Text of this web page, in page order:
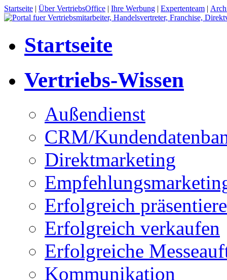
Startseite | Über VertriebsOffice | Ihre Werbung | Expertenteam |
Startseite
Vertriebs-Wissen
Außendienst
CRM/
Direktmarketing
Erfolgreich
Erfolgreich verkaufen
Erfolgreiche
Kommunikation